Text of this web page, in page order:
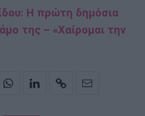
Η πρώτη δημόσια
της – «Χαίρομαι την